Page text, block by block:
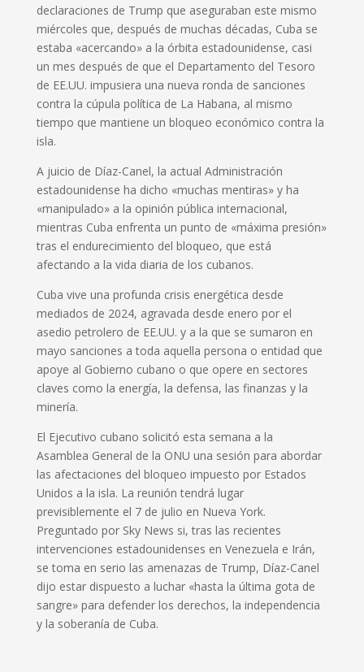
declaraciones de Trump que aseguraban este mismo
miércoles que, después de muchas décadas, Cuba se
estaba «acercando» a la órbita estadounidense, casi
un mes después de que el Departamento del Tesoro
de EE.UU. impusiera una nueva ronda de sanciones
contra la cúpula política de La Habana, al mismo
tiempo que mantiene un bloqueo económico contra la
isla.
A juicio de Díaz-Canel, la actual Administración
estadounidense ha dicho «muchas mentiras» y ha
«manipulado» a la opinión pública internacional,
mientras Cuba enfrenta un punto de «máxima presión»
tras el endurecimiento del bloqueo, que está
afectando a la vida diaria de los cubanos.
Cuba vive una profunda crisis energética desde
mediados de 2024, agravada desde enero por el
asedio petrolero de EE.UU. y a la que se sumaron en
mayo sanciones a toda aquella persona o entidad que
apoye al Gobierno cubano o que opere en sectores
claves como la energía, la defensa, las finanzas y la
minería.
El Ejecutivo cubano solicitó esta semana a la
Asamblea General de la ONU una sesión para abordar
las afectaciones del bloqueo impuesto por Estados
Unidos a la isla. La reunión tendrá lugar
previsiblemente el 7 de julio en Nueva York.
Preguntado por Sky News si, tras las recientes
intervenciones estadounidenses en Venezuela e Irán,
se toma en serio las amenazas de Trump, Díaz-Canel
dijo estar dispuesto a luchar «hasta la última gota de
sangre» para defender los derechos, la independencia
y la soberanía de Cuba.